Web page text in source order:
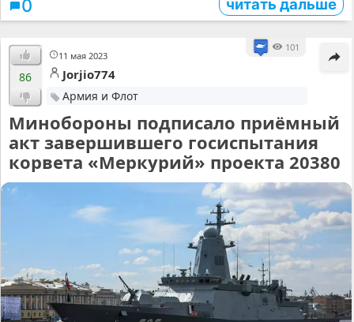
0 читать дальше
11 мая 2023
101
86 Jorjio774
Армия и Флот
Минобороны подписало приёмный
акт завершившего госиспытания
корвета «Меркурий» проекта 20380